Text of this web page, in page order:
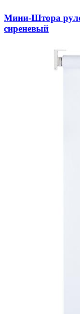
Мини-Штора
сиреневый